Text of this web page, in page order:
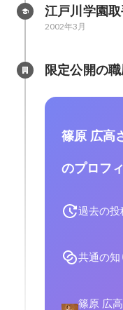
江戸川学園
2002年3月
限定公開の
篠原 広高
のプロフ
過去の投
共通の知
篠原 広